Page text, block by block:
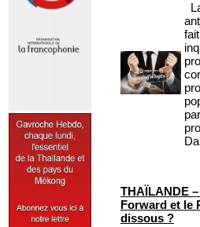
THAÏLANDE
Forward et le
dissous ?